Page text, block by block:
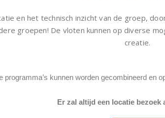
en het technisch inzicht van de groep,
groepen! De vloten kunnen op diverse
creatie.
programma’s kunnen worden gecombineerd en
Er zal altijd een locatie bezoek